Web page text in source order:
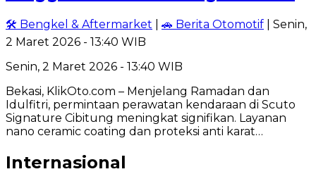
🛠️ Bengkel & Aftermarket 🚗 Berita Otomotif | Senin,
2 Maret 2026 - 13:40 WIB
Senin, 2 Maret 2026 - 13:40 WIB
Bekasi, KlikOto.com – Menjelang Ramadan dan
Idulfitri, permintaan perawatan kendaraan di Scuto
Signature Cibitung meningkat signifikan. Layanan
nano ceramic coating dan proteksi anti karat…
Internasional